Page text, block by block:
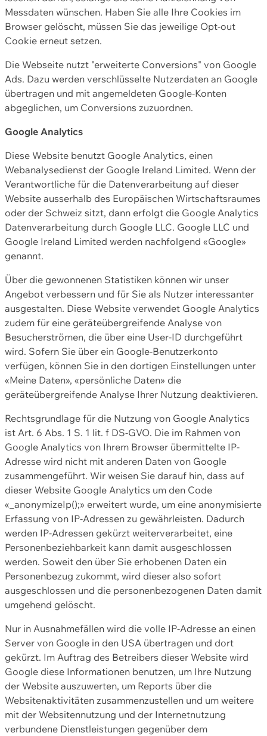
Messdaten wünschen. Haben Sie alle Ihre Cookies im
Browser gelöscht, müssen Sie das jeweilige Opt-out
Cookie erneut setzen.
Die Webseite nutzt "erweiterte Conversions" von Google
Ads. Dazu werden verschlüsselte Nutzerdaten an Google
übertragen und mit angemeldeten Google-Konten
abgeglichen, um Conversions zuzuordnen.
Google Analytics
Diese Website benutzt Google Analytics, einen
Webanalysedienst der Google Ireland Limited. Wenn der
Verantwortliche für die Datenverarbeitung auf dieser
Website ausserhalb des Europäischen Wirtschaftsraumes
oder der Schweiz sitzt, dann erfolgt die Google Analytics
Datenverarbeitung durch Google LLC. Google LLC und
Google Ireland Limited werden nachfolgend «Google»
genannt.
Über die gewonnenen Statistiken können wir unser
Angebot verbessern und für Sie als Nutzer interessanter
ausgestalten. Diese Website verwendet Google Analytics
zudem für eine geräteübergreifende Analyse von
Besucherströmen, die über eine User-ID durchgeführt
wird. Sofern Sie über ein Google-Benutzerkonto
verfügen, können Sie in den dortigen Einstellungen unter
«Meine Daten», «persönliche Daten» die
geräteübergreifende Analyse Ihrer Nutzung deaktivieren.
Rechtsgrundlage für die Nutzung von Google Analytics
ist Art. 6 Abs. 1 S. 1 lit. f DS-GVO. Die im Rahmen von
Google Analytics von Ihrem Browser übermittelte IP-
Adresse wird nicht mit anderen Daten von Google
zusammengeführt. Wir weisen Sie darauf hin, dass auf
dieser Website Google Analytics um den Code
«_anonymizeIp();» erweitert wurde, um eine anonymisierte
Erfassung von IP-Adressen zu gewährleisten. Dadurch
werden IP-Adressen gekürzt weiterverarbeitet, eine
Personenbeziehbarkeit kann damit ausgeschlossen
werden. Soweit den über Sie erhobenen Daten ein
Personenbezug zukommt, wird dieser also sofort
ausgeschlossen und die personenbezogenen Daten damit
umgehend gelöscht.
Nur in Ausnahmefällen wird die volle IP-Adresse an einen
Server von Google in den USA übertragen und dort
gekürzt. Im Auftrag des Betreibers dieser Website wird
Google diese Informationen benutzen, um Ihre Nutzung
der Website auszuwerten, um Reports über die
Websitenaktivitäten zusammenzustellen und um weitere
mit der Websitennutzung und der Internetnutzung
verbundene Dienstleistungen gegenüber dem